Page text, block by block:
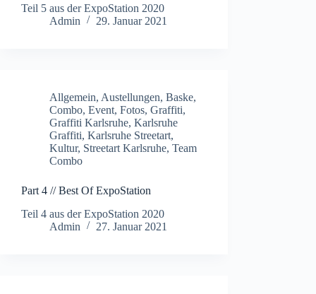
Teil 5 aus der ExpoStation 2020
Admin
29. Januar 2021
Allgemein, Austellungen, Baske,
Combo, Event, Fotos, Graffiti,
Graffiti Karlsruhe, Karlsruhe
Graffiti, Karlsruhe Streetart,
Kultur, Streetart Karlsruhe, Team
Combo
Part 4 // Best Of ExpoStation
Teil 4 aus der ExpoStation 2020
Admin
27. Januar 2021